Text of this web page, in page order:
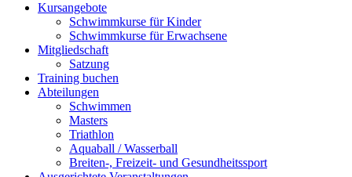
Kursangebote
Schwimmkurse für Kinder
Schwimmkurse für Erwachsene
Mitgliedschaft
Satzung
Training buchen
Abteilungen
Schwimmen
Masters
Triathlon
Aquaball / Wasserball
Breiten-, Freizeit- und Gesundheitssport